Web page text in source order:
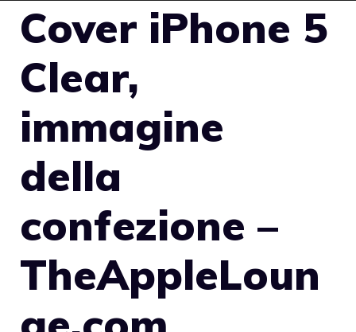
Cover iPhone 5
Clear,
immagine
della
confezione –
TheAppleLoun